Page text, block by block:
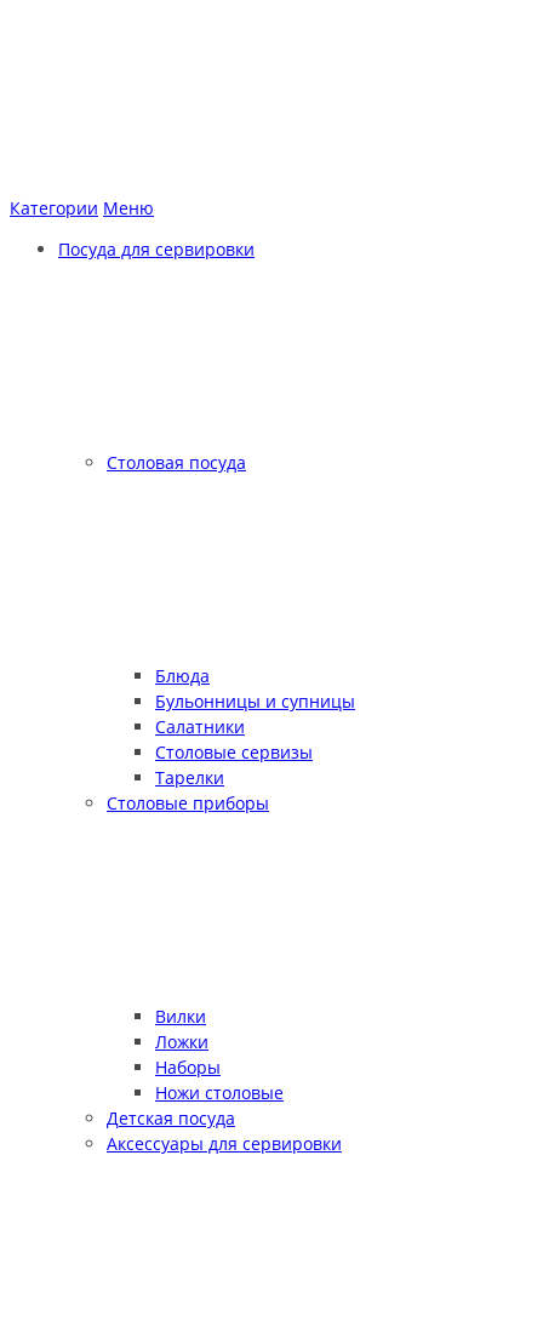
Категории Меню
Посуда для сервировки
Столовая посуда
Блюда
Бульонницы и супницы
Салатники
Столовые сервизы
Тарелки
Столовые приборы
Вилки
Ложки
Наборы
Ножи столовые
Детская посуда
Аксессуары для сервировки